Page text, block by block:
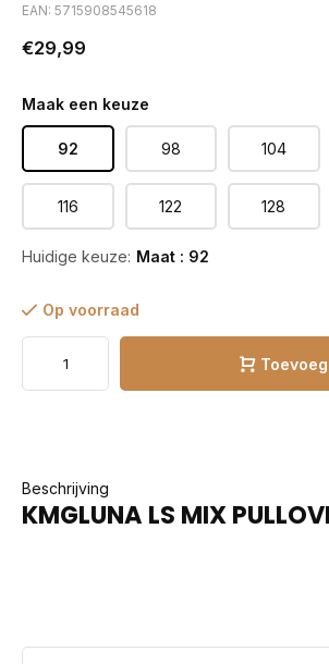
EAN: 5715908545618
€29,99
Maak een keuze
92 98 104
116 122 128
Huidige keuze: Maat : 92
Op voorraad
Beschrijving
KMGLUNA LS MIX